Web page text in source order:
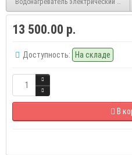
Водонагреватель электрический De
13 500.00 р.
Доступность: На складе
В